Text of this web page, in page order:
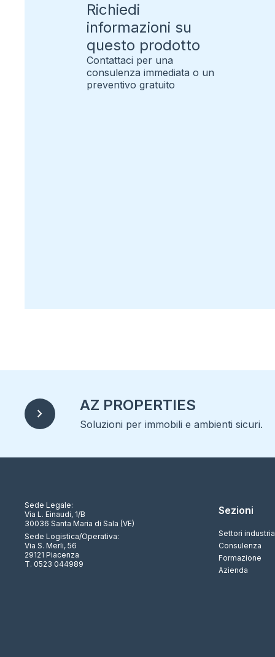
ELA400019
ELA400005
ELA400020
Richiedi
informazioni su
questo prodotto
Contattaci per una
consulenza immediata o un
preventivo gratuito
chevron_right AZ PROPERTIES
Soluzioni per immobili e ambienti sicuri.
Sede Legale:
Via L. Einaudi, 1/B
30036 Santa Maria di Sala (VE)
Sede Logistica/Operativa:
Via S. Merli, 56
29121 Piacenza
T. 0523 044989
Sezioni
Settori
Consulenza
Formazione
Azienda